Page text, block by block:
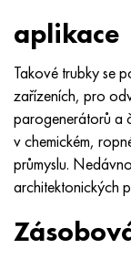
aplikace
Takové trubky se
zařízeních, pro
parogenerátorů a
v chemickém,
průmyslu.
architektonických